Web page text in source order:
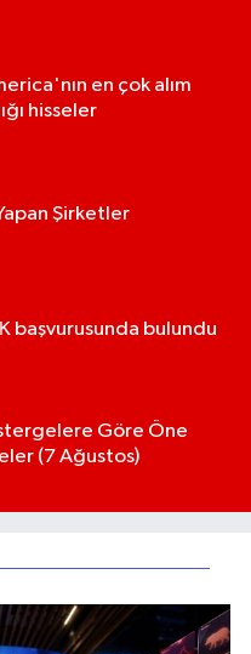
en çok alım
hisseler
Şirketler
başvurusunda bulundu
Göre Öne
(7 Ağustos)